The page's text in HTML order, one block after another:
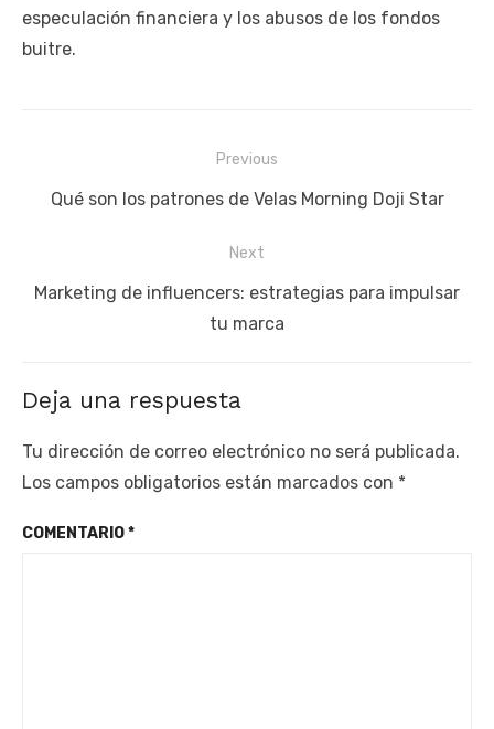
especulación financiera y los abusos de los fondos
buitre.
Previous
Previous
Qué son los patrones de Velas Morning Doji Star
Next
Next
Marketing de influencers: estrategias para impulsar
tu marca
Deja una respuesta
Tu dirección de correo electrónico no será publicada.
Los campos obligatorios están marcados con *
COMENTARIO*